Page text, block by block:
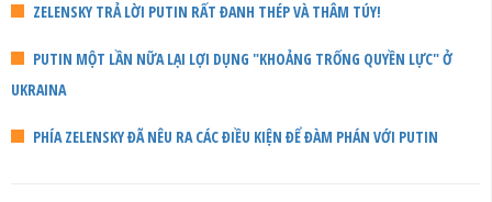
ZELENSKY TRẢ LỜI PUTIN RẤT ĐANH THÉP VÀ THÂM TÚY!
PUTIN MỘT LẦN NỮA LẠI LỢI DỤNG "KHOẢNG TRỐNG QUYỀN LỰC" Ở
UKRAINA
PHÍA ZELENSKY ĐÃ NÊU RA CÁC ĐIỀU KIỆN ĐỂ ĐÀM PHÁN VỚI PUTIN